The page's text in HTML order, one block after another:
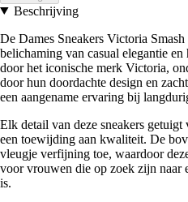
Beschrijving
De Dames Sneakers Victoria
belichaming van casual elegantie
door het iconische merk Victoria,
door hun doordachte design en
een aangename ervaring bij
Elk detail van deze sneakers
een toewijding aan kwaliteit. De
vleugje verfijning toe, waardoor
voor vrouwen die op zoek zijn naar
is.